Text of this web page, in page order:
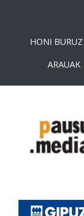
HONI BURUZ
ARAUAK